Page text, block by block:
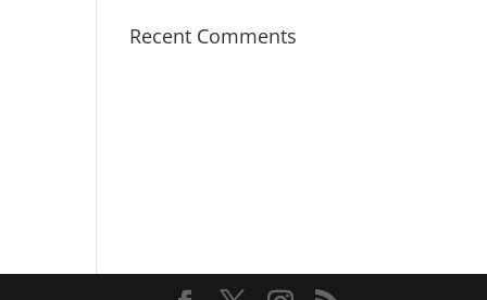
Recent Comments